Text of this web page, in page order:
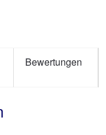
Bewertungen